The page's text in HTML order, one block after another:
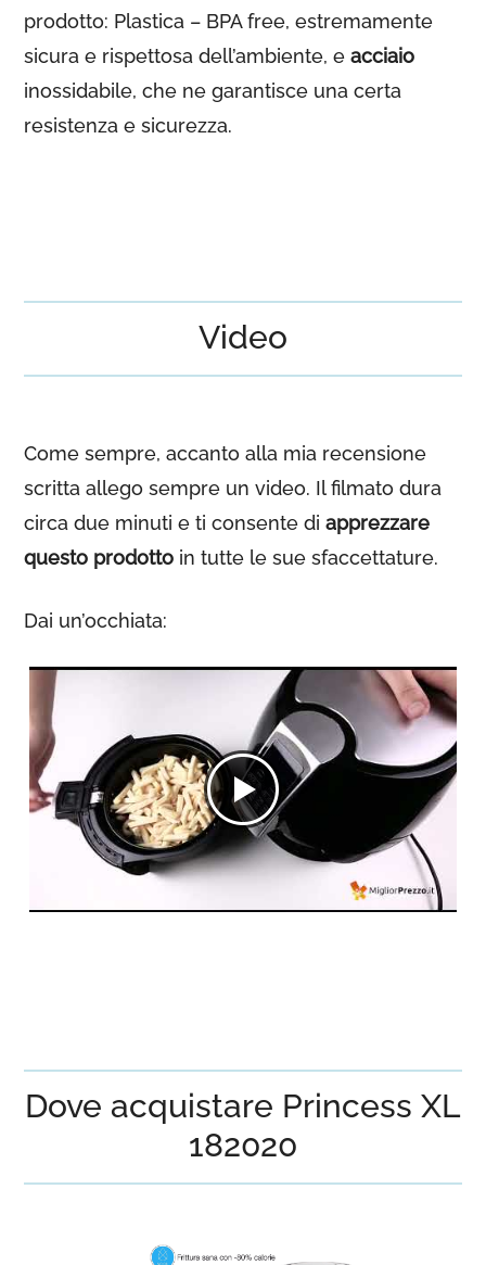
prodotto: Plastica – BPA free, estremamente
sicura e rispettosa dell’ambiente, eacciaio
inossidabile, che ne garantisce una certa
resistenza e sicurezza.
Video
Come sempre, accanto alla mia recensione
scritta allego sempre un video. Il filmato dura
circa due minuti e ti consente diapprezzare
questo prodotto in tutte le sue sfaccettature.
Dai un’occhiata:
Dove acquistare Princess XL
182020